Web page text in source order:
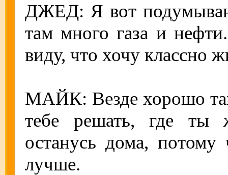
ДЖЕД: Я вот
там много газа и
виду, что хочу классно
МАЙК: Везде хорошо
тебе решать, где ты
останусь дома,
лучше.